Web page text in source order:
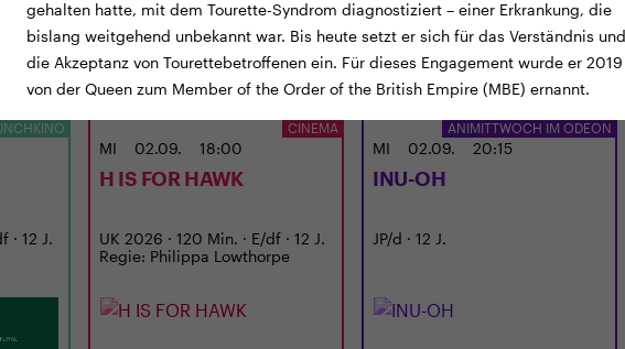
TRAILER TICKETS TRAILER
· 12 J.
CINEMA
MI 02.09. 18:00
H IS FOR HAWK
UK 2026 · 120 Min. · E/df · 12 J.
Regie: Philippa Lowthorpe
ANIMITTWOCH IM ODEON
MI 02.09. 20:15
INU-OH
JP/d · 12 J.
gehalten hatte, mit dem Tourette-Syndrom diagnostiziert – einer Erkrankung, die
bislang weitgehend unbekannt war. Bis heute setzt er sich für das Verständnis und
die Akzeptanz von Tourettebetroffenen ein. Für dieses Engagement wurde er 2019
von der Queen zum Member of the Order of the British Empire (MBE) ernannt.